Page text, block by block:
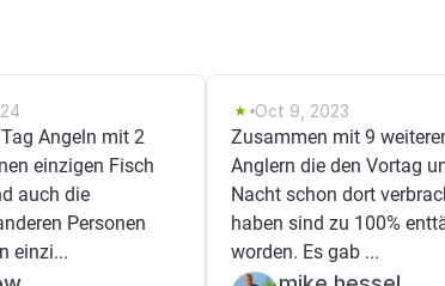
Angeln mit 2
einzigen Fisch
auch die
Personen
einzi...
Oct 9, 2023
Zusammen mit 9
Anglern die den Vortag
Nacht schon dort
haben sind zu 100%
worden. Es gab ...